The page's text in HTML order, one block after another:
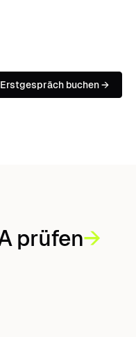
Erstgespräch buchen →
prüfen→